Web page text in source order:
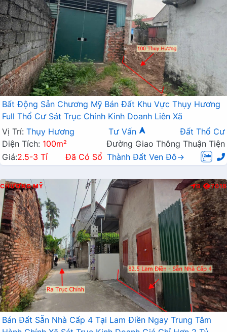
Bất Động Sản Chương Mỹ Bán Đất Khu Vực Thụy Hương
Full Thổ Cư Sát Trục Chính Kinh Doanh Liên Xã
Vị Trí: Thụy Hương Tư Vấn
Đất Thổ Cư
Diện Tích: 100m²
Đường Giao Thông Thuận Tiện
Giá:2.5-3 Tỉ Đã Có Sổ Thành Đất Ven Đô→
CHƯƠNG MỸ B 7018
Bán Đất Sẵn Nhà Cấp 4 Tại Lam Điền Ngay Trung Tâm